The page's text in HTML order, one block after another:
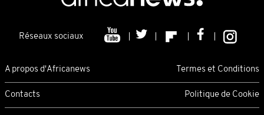
Réseaux sociaux
A propos d'Africanews Termes et Conditions
Contacts Politique de Cookie